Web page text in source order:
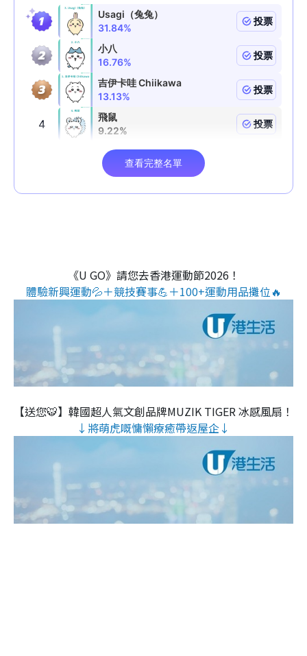
《U GO》請您去香港運動節2026！
體驗新興運動💦＋競技賽事💪＋100+運動用品攤位🔥
【送您🐯】韓國超人氣文創品牌MUZIK TIGER 冰感風扇！
↓將萌虎嘅慵懶療癒帶返屋企↓